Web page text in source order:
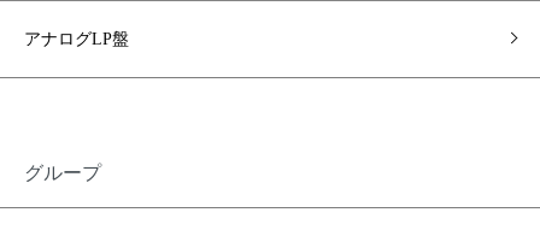
アナログLP盤
グループ